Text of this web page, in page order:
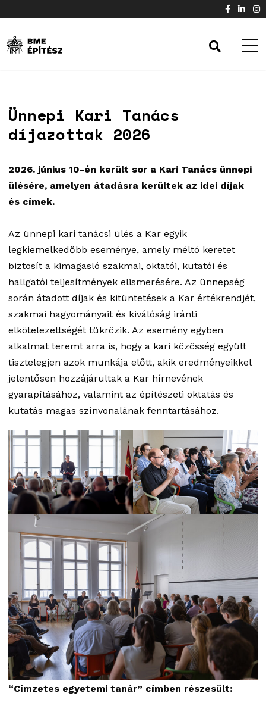
Ünnepi Kari Tanács
díjazottak 2026
2026. június 10-én került sor a Kari Tanács ünnepi
ülésére, amelyen átadásra kerültek az idei díjak
és címek.
Az ünnepi kari tanácsi ülés a Kar egyik
legkiemelkedőbb eseménye, amely méltó keretet
biztosít a kimagasló szakmai, oktatói, kutatói és
hallgatói teljesítmények elismerésére. Az ünnepség
során átadott díjak és kitüntetések a Kar értékrendjét,
szakmai hagyományait és kiválóság iránti
elkötelezettségét tükrözik. Az esemény egyben
alkalmat teremt arra is, hogy a kari közösség együtt
tisztelegjen azok munkája előtt, akik eredményeikkel
jelentősen hozzájárultak a Kar hírnevének
gyarapításához, valamint az építészeti oktatás és
kutatás magas színvonalának fenntartásához.
“Címzetes egyetemi tanár” címben részesült: